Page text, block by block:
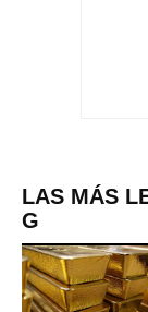
LAS MÁS
G